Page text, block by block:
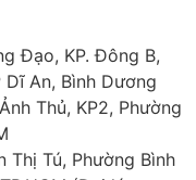
Đạo, KP. Đông B,
An, Bình Dương
Thủ, KP2, Phường
Thị Tú, Phường Bình